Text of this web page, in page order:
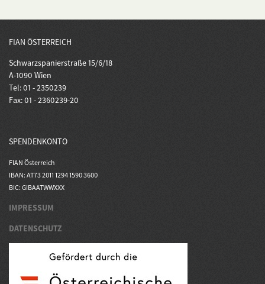
FIAN ÖSTERREICH
Schwarzspanierstraße 15/6/18
A-1090 Wien
Tel: 01 - 2350239
Fax: 01 - 2360239-20
SPENDENKONTO
FIAN Österreich
IBAN: AT73 2011 1294 1590 3600
BIC: GIBAATWWXXX
IMPRESSUM
DATENSCHUTZ